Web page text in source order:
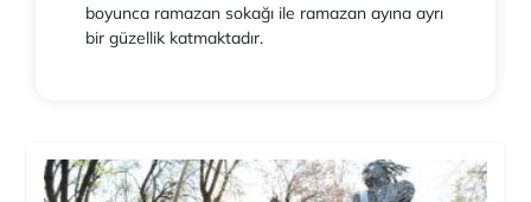
boyunca ramazan sokağı ile ramazan ayına ayrı
bir güzellik katmaktadır.